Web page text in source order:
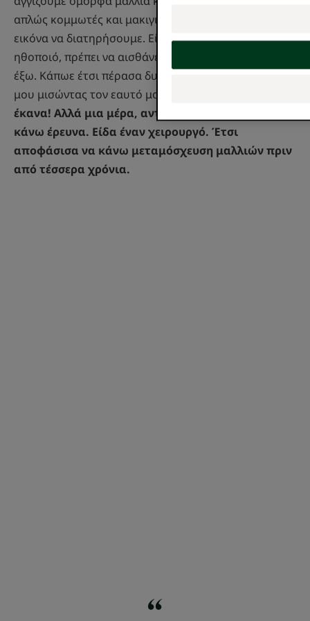
απλώς κομμωτές και μακιγιέρ - έχουμε επίσης μια
εικόνα να διατηρήσουμε. Είναι όπως για έναν
ηθοποιό, πρέπει να αισθάνεσαι καλά για να βγεις εκεί
έξω. Κάπωε έτσι πέρασα δυόμισι χρόνια από τη ζωή
μου μισώντας τον εαυτό μου.
έκανα! Αλλά μια μέρα, αντέδρασα. Άρχισα να
κάνω έρευνα. Είδα έναν χειρουργό. Έτσι
αποφάσισα να κάνω μεταμόσχευση μαλλιών πριν
από τέσσερα χρόνια.